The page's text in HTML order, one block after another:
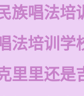
族唱法培
法培训学
里里还是